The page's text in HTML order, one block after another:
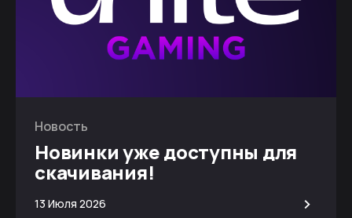
Новость
Новинки уже доступны для
скачивания!
13 Июля 2026 >